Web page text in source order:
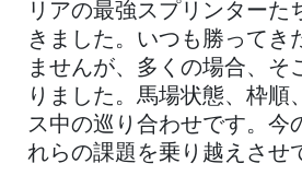
リアの最強スプリンターた
きました。いつも勝ってき
ませんが、多くの場合、そ
りました。馬場状態、枠順
ス中の巡り合わせです。今
れらの課題を乗り越えさせ